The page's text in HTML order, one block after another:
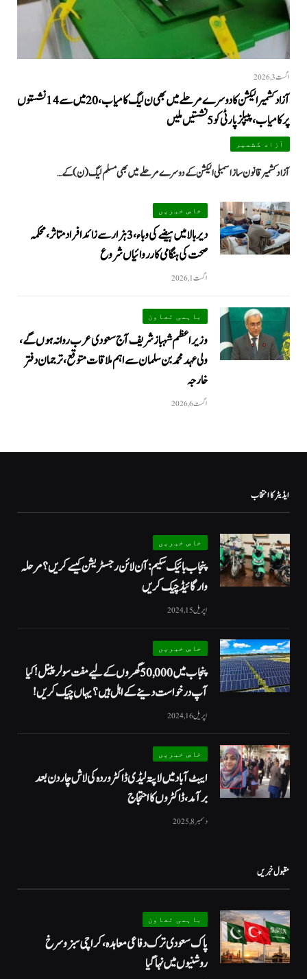
اگست 3, 2026
آزاد کشمیر الیکشن کا دوسرے مرحلے میں بھی ن لیگ کامیاب، 20 میں سے 14 نشستوں
پر کامیاب، پیپلزپارٹی کو 5 نشستیں ملیں
آزاد کشمیر
آزاد کشمیر قانون ساز اسمبلی الیکشن کے دوسرے مرحلے میں بھی مسلم لیگ (ن) کے…
خاص خبریں
دیر بالا میں ہیضے کی وباء، 3 ہزار سے زائد افراد متاثر، محکمہ
صحت کی ہنگامی کارروائیاں شروع
اگست 1, 2026
باہمی تعاون
وزیراعظم شہباز شریف آج سعودی عرب روانہ ہوں گے،
ولی عہد محمد بن سلمان سے اہم ملاقات متوقع، ترجمان دفتر
خارجہ
اگست 6, 2026
ایڈیٹر کا انتخاب
خاص خبریں
پنجاب بائیک سکیم: آن لائن رجسٹریشن کیسے کریں؟ مرحلہ
وار گائیڈ چیک کریں
اپریل 15, 2024
خاص خبریں
پنجاب میں 50,000 گھروں کے لیے مفت سولر پینل! کیا
آپ درخواست دینے کے اہل ہیں؟ یہاں چیک کریں!
اپریل 16, 2024
خاص خبریں
ایبٹ آباد میں لاپتہ لیڈی ڈاکٹر وردہ کی لاش چار دن بعد
برآمد، ڈاکٹروں کا احتجاج
دسمبر 8, 2025
مقبول خبریں
باہمی تعاون
پاک سعودی ترک دفاعی معاہدہ، کراچی سبز و سرخ
روشنیوں میں نہا گیا